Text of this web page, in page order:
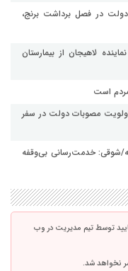
در فصل برداشت برنج،
لاهیجان از بیمارستان
است
اولویت مصوبات دولت در سفر
شوقی: خدمت‌رسانی بی‌وقفه
توسط تیم مدیریت در وب
نخواهد شد.